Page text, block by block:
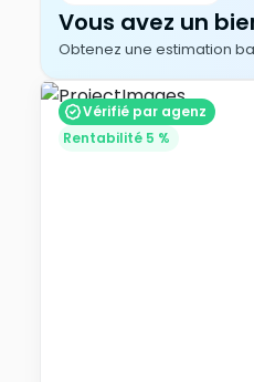
Vous avez un
Obtenez une estimation
Vérifié par agenz
Rentabilité 5 %